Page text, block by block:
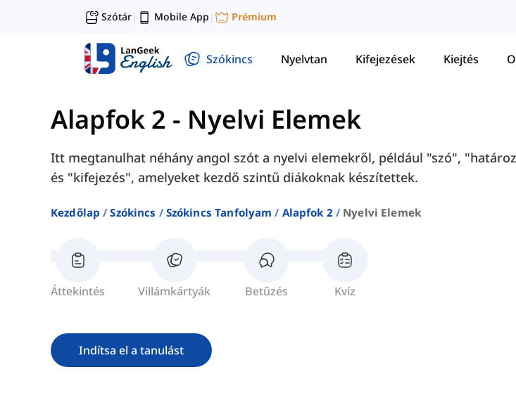
Szótár| Mobile App | Prémium
Szókincs Nyelvtan Kifejezések Kiejtés
Alapfok 2 - Nyelvi Elemek
Itt megtanulhat néhány angol szót a nyelvi elemekről, például "szó",
és "kifejezés", amelyeket kezdő szintű diákoknak készítettek.
Kezdőlap Szókincs Szókincs Tanfolyam Alapfok 2 Nyelvi Elemek
Áttekintés Villámkártyák Betűzés Kvíz
Indítsa el a tanulást